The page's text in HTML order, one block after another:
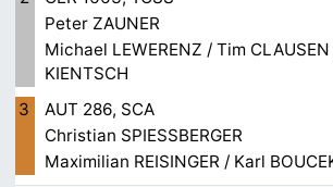
Peter ZAUNER
Michael LEWERENZ / Tim
KIENTSCH
3
AUT 286, SCA
Christian SPIESSBERGER
Maximilian REISINGER / Karl